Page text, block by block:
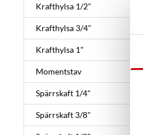
Krafthylsa 1/2"
Krafthylsa 3/4"
Krafthylsa 1"
Momentstav
Spärrskaft 1/4"
Spärrskaft 3/8"